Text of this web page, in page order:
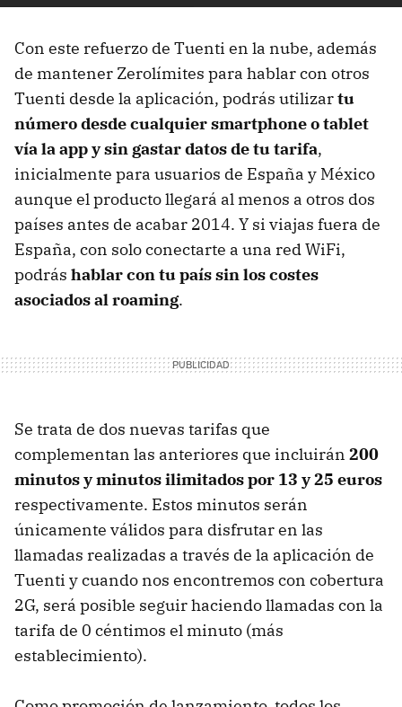
Con este refuerzo de Tuenti en la nube, además
de mantener Zerolímites para hablar con otros
Tuenti desde la aplicación, podrás utilizartu
número desde cualquier smartphone o tablet
vía la app y sin gastar datos de tu tarifa,
inicialmente para usuarios de España y México
aunque el producto llegará al menos a otros dos
países antes de acabar 2014. Y si viajas fuera de
España, con solo conectarte a una red WiFi,
podrás hablar con tu país sin los costes
asociados al roaming.
Se trata de dos nuevas tarifas que
complementan las anteriores que incluirán 200
minutos y minutos ilimitados por 13 y 25 euros
respectivamente. Estos minutos serán
únicamente válidos para disfrutar en las
llamadas realizadas a través de la aplicación de
Tuenti y cuando nos encontremos con cobertura
2G, será posible seguir haciendo llamadas con la
tarifa de 0 céntimos el minuto (más
establecimiento).